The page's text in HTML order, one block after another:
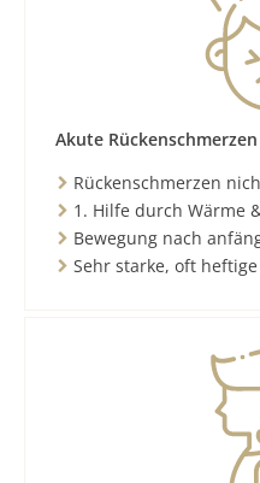
Akute Rückenschmerzen
Rückenschmerzen
1. Hilfe durch Wärme
Bewegung nach
Sehr starke, oft